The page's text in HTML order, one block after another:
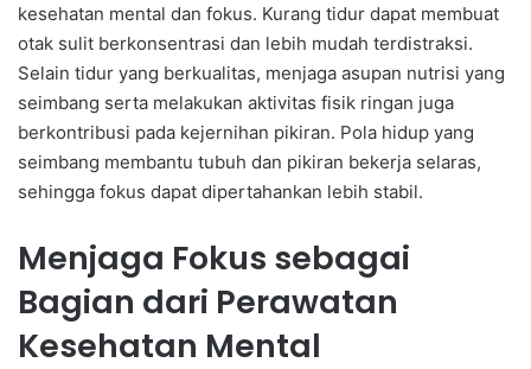
kesehatan mental dan fokus. Kurang tidur dapat membuat
otak sulit berkonsentrasi dan lebih mudah terdistraksi.
Selain tidur yang berkualitas, menjaga asupan nutrisi yang
seimbang serta melakukan aktivitas fisik ringan juga
berkontribusi pada kejernihan pikiran. Pola hidup yang
seimbang membantu tubuh dan pikiran bekerja selaras,
sehingga fokus dapat dipertahankan lebih stabil.
Menjaga Fokus sebagai
Bagian dari Perawatan
Kesehatan Mental